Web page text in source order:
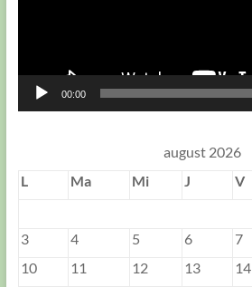
00:00
august 2026
L
Ma Mi J V
3
4 5 6 7
10
11 12 13 14